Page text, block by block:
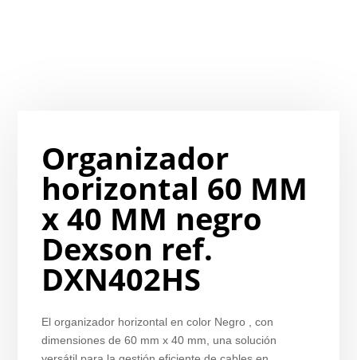
Organizador
horizontal 60 MM
x 40 MM negro
Dexson ref.
DXN402HS
El organizador horizontal en color Negro , con
dimensiones de 60 mm x 40 mm, una solución